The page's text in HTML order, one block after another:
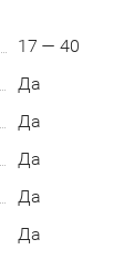
17 — 40
Да
Да
Да
Да
Да